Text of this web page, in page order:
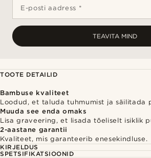
E-posti aadress *
TEAVITA MIND
TOOTE DETAILID
Bambuse kvaliteet
Loodud, et taluda tuhmumist ja säilitada
Muuda see enda omaks
Lisa graveering, et lisada tõeliselt isiklik
2-aastane garantii
Kvaliteet, mis garanteerib enesekindluse.
KIRJELDUS
SPETSIFIKATSIOONID